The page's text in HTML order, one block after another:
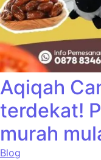
Aqiqah
terdekat!
murah
Blog